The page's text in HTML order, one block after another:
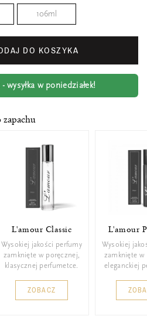
106ml
DO KOSZYKA
wysyłka w poniedziałek!
L'amour Classic
Wysokiej jakości perfumy
zamknięte w poręcznej,
klasycznej perfumetce.
ZOBACZ
L'amour
Wysokiej
zamknięte w
eleganckiej